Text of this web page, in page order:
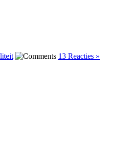
13 Reacties »